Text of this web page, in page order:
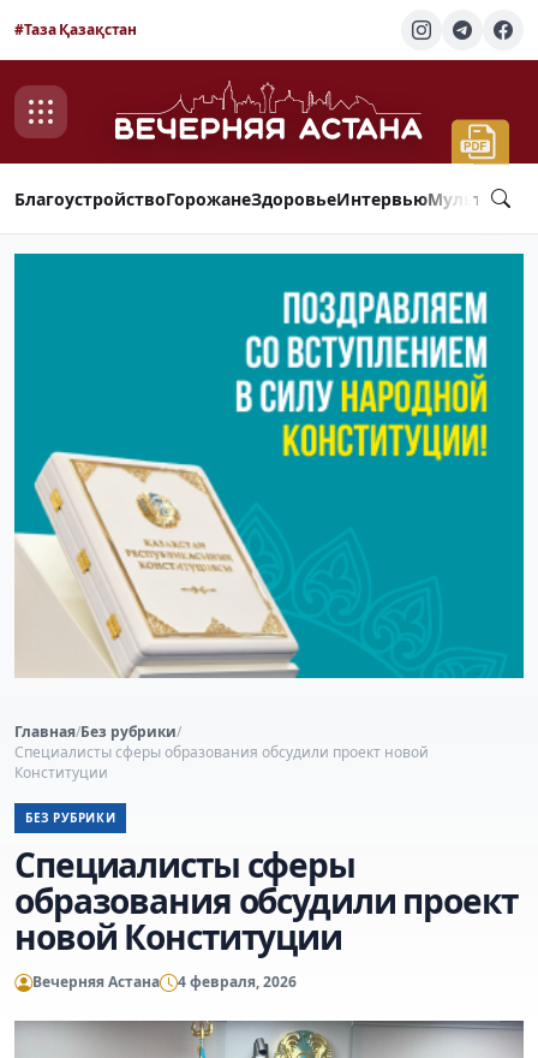
#Таза Қазақстан
БлагоустройствоГорожанеЗдоровьеИнтервью
Главная/Без рубрики/
Специалисты сферы образования обсудили проект новой
Конституции
БЕЗ РУБРИКИ
Специалисты сферы
образования обсудили проект
новой Конституции
Вечерняя Астана 4 февраля, 2026